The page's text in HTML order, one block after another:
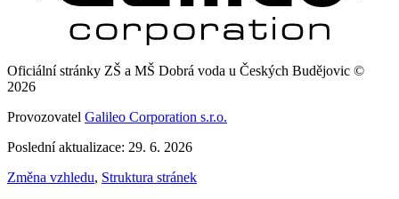
Oficiální stránky ZŠ a MŠ Dobrá voda u Českých Budějovic ©
2026
Provozovatel Galileo Corporation s.r.o.
Poslední aktualizace: 29. 6. 2026
Změna vzhledu, Struktura stránek